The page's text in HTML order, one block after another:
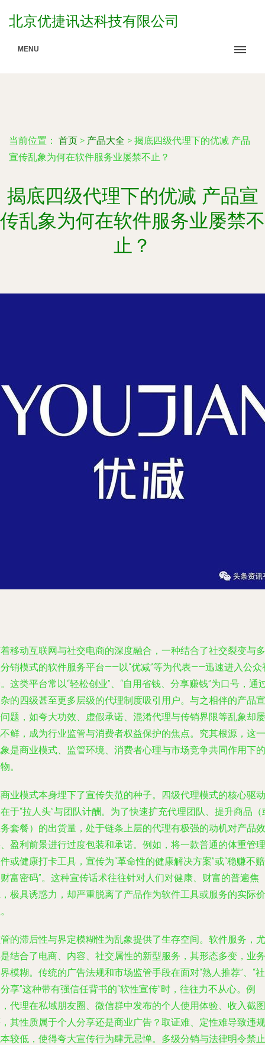
北京优捷讯达科技有限公司
MENU
当前位置： 首页 > 产品大全 > 揭底四级代理下的优减 产品
宣传乱象为何在软件服务业屡禁不止？
揭底四级代理下的优减 产品宣
传乱象为何在软件服务业屡禁不
止？
移动互联网与社交电商的深度融合，一种结合了社交裂变与多
销模式的软件服务平台——以“优减”等为代表——迅速进入公众
这类平台常以“轻松创业”、“自用省钱、分享赚钱”为口号，通
的四级甚至更多层级的代理制度吸引用户。与之相伴的产品宣
题，如夸大功效、虚假承诺、混淆代理与传销界限等乱象却屡
鲜，成为行业监管与消费者权益保护的焦点。究其根源，这一
是商业模式、监管环境、消费者心理与市场竞争共同作用下的
。
业模式本身埋下了宣传失范的种子。四级代理模式的核心驱动
于“拉人头”与团队计酬。为了快速扩充代理团队、提升商品（
套餐）的出货量，处于链条上层的代理有极强的动机对产品效
盈利前景进行过度包装和承诺。例如，将一款普通的体重管理
或健康打卡工具，宣传为“革命性的健康解决方案”或“稳赚不赔
富密码”。这种宣传话术往往针对人们对健康、财富的普遍焦
极具诱惑力，却严重脱离了产品作为软件工具或服务的实际价
的滞后性与界定模糊性为乱象提供了生存空间。软件服务，尤
结合了电商、内容、社交属性的新型服务，其形态多变，业务
模糊。传统的广告法规和市场监管手段在面对“熟人推荐”、“社
享”这种带有强信任背书的“软性宣传”时，往往力不从心。例
代理在私域朋友圈、微信群中发布的个人使用体验、收入截图
其性质属于个人分享还是商业广告？取证难、定性难导致违规
较低，使得夸大宣传行为肆无忌惮。多级分销与法律明令禁止